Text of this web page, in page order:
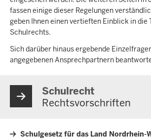
fassen einige dieser Regelungen
geben Ihnen einen vertieften Einblick in die
Schulrechts.
Sich darüber hinaus ergebende
angegebenen Ansprechpartnern
Schulrecht
Rechtsvorschriften
Schulgesetz für das Land Nordrhein-